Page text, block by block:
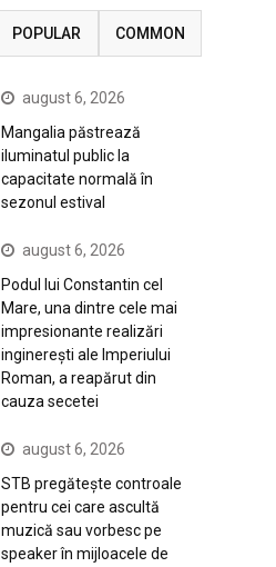
POPULAR COMMON
august 6, 2026
Mangalia păstrează
iluminatul public la
capacitate normală în
sezonul estival
august 6, 2026
Podul lui Constantin cel
Mare, una dintre cele mai
impresionante realizări
inginerești ale Imperiului
Roman, a reapărut din
cauza secetei
august 6, 2026
STB pregătește controale
pentru cei care ascultă
muzică sau vorbesc pe
speaker în mijloacele de